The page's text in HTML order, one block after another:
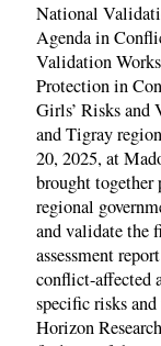
National
Agenda in
Validation
Protection in
Girls’ Risks
and Tigray
20, 2025, at
brought
regional
and validate the
assessment
conflict-affected
specific risks
Horizon